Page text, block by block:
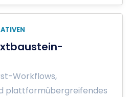
Workflows,
plattformübergreifendes